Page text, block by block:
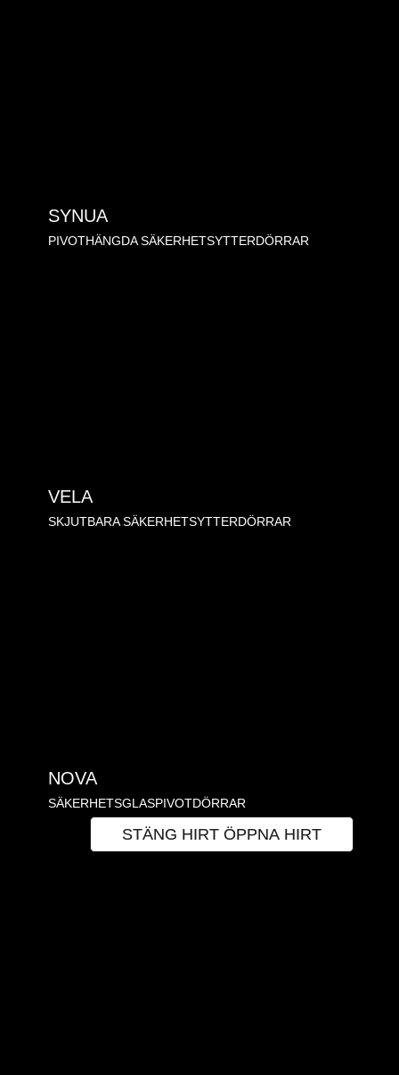
SYNUA
PIVOTHÄNGDA SÄKERHETSYTTERDÖRRAR
VELA
SKJUTBARA SÄKERHETSYTTERDÖRRAR
NOVA
SÄKERHETSGLASPIVOTDÖRRAR
STÄNG HIRT ÖPPNA HIRT